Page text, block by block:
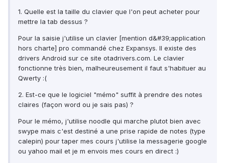
1. Quelle est la taille du clavier que l'on peut acheter pour
mettre la tab dessus ?
Pour la saisie j'utilise un clavier [mention d&#39;application
hors charte] pro commandé chez Expansys. Il existe des
drivers Android sur ce site otadrivers.com. Le clavier
fonctionne très bien, malheureusement il faut s'habituer au
Qwerty :(
2. Est-ce que le logiciel "mémo" suffit à prendre des notes
claires (façon word ou je sais pas) ?
Pour le mémo, j'utilise noodle qui marche plutot bien avec
swype mais c'est destiné a une prise rapide de notes (type
calepin) pour taper mes cours j'utilise la messagerie google
ou yahoo mail et je m envois mes cours en direct :)